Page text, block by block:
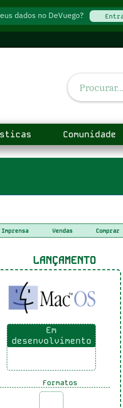
dados no DeVuego?
Comunidade
Imprensa Vendas Comprar
LANÇAMENTO
Em
desenvolvimento
Formatos